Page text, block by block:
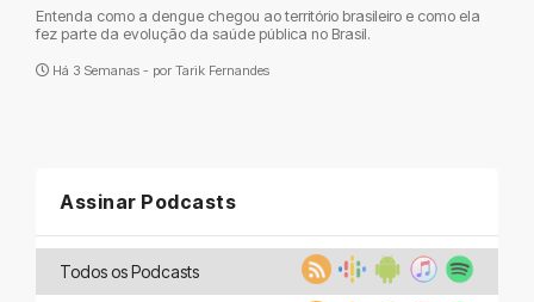
Entenda como a dengue chegou ao território brasileiro e como ela
fez parte da evolução da saúde pública no Brasil.
Há 3 Semanas - por Tarik Fernandes
Assinar Podcasts
Todos os Podcasts